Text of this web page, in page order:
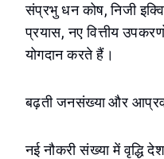
संप्रभु धन कोष, निजी
प्रयास, नए वित्तीय
योगदान करते हैं।
बढ़ती जनसंख्या और
नई नौकरी संख्या में वृद्धि